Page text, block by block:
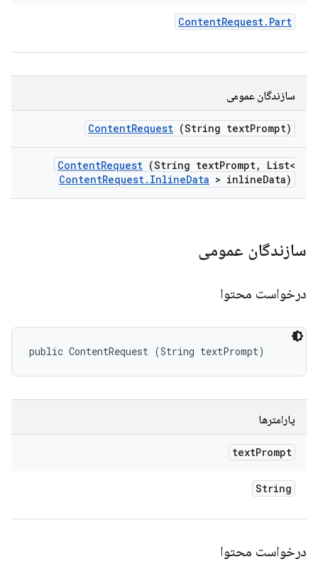
ContentRequest. Part
سازندگان عمومی
ContentRequest (String textPrompt)
ContentRequest (String textPrompt,
List<
ContentRequest. InlineData > inlineData)
سازندگان عمومی
درخواست محتوا
public ContentRequest (String textPrompt)
پارامترها
textPrompt
String
درخواست محتوا